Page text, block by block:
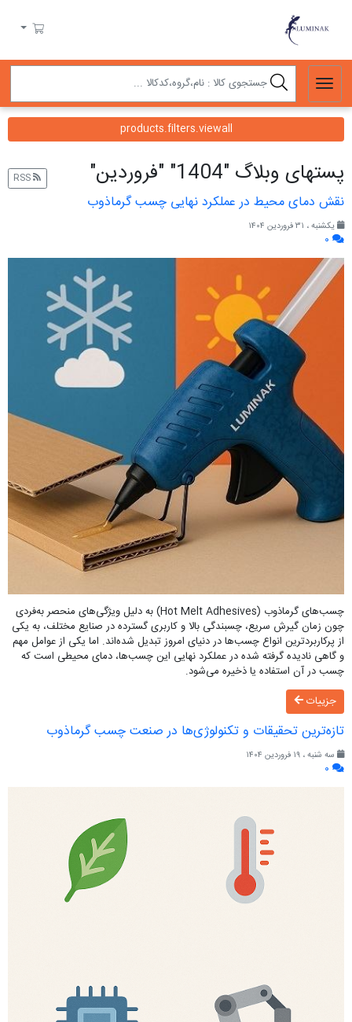
سبد خرید
products.filters.viewall
پست‎های وبلاگ "1404" "فروردین" RSS
نقش دمای محیط در عملکرد نهایی چسب گرماذوب
یکشنبه ، ۳۱ فروردین ۱۴۰۴
۰
چسب‌های گرماذوب (Hot Melt Adhesives) به دلیل ویژگی‌های منحصر به‌فردی
چون زمان گیرش سریع، چسبندگی بالا و کاربری گسترده در صنایع مختلف، به یکی
از پرکاربردترین انواع چسب‌ها در دنیای امروز تبدیل شده‌اند. اما یکی از عوامل مهم
و گاهی نادیده‌ گرفته‌ شده در عملکرد نهایی این چسب‌ها، دمای محیطی است که
چسب در آن استفاده یا ذخیره می‌شود.
جزییات
تازه‌ترین تحقیقات و تکنولوژی‌ها در صنعت چسب گرماذوب
سه شنبه ، ۱۹ فروردین ۱۴۰۴
۰